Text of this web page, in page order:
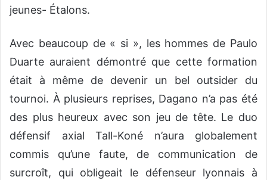
jeunes- Étalons.
Avec beaucoup de « si », les hommes de Paulo
Duarte auraient démontré que cette formation
était à même de devenir un bel outsider du
tournoi. À plusieurs reprises, Dagano n’a pas été
des plus heureux avec son jeu de tête. Le duo
défensif axial Tall-Koné n’aura globalement
commis qu’une faute, de communication de
surcroît, qui obligeait le défenseur lyonnais à